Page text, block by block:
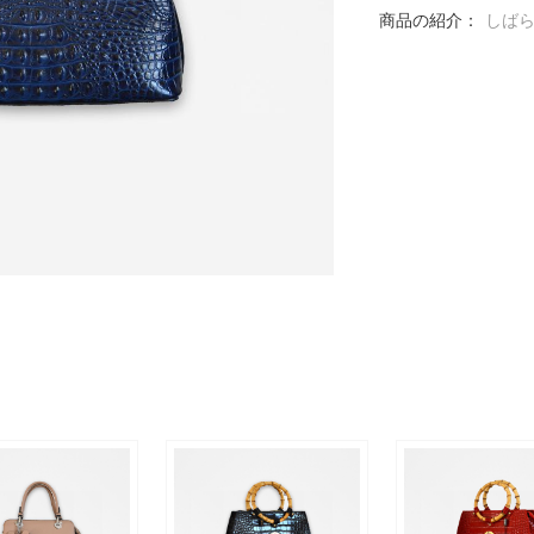
商品の紹介： しば